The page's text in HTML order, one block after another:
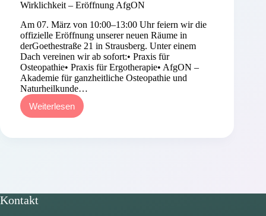
Wirklichkeit – Eröffnung AfgON
Am 07. März von 10:00–13:00 Uhr feiern wir die
offizielle Eröffnung unserer neuen Räume in
derGoethestraße 21 in Strausberg. Unter einem
Dach vereinen wir ab sofort:• Praxis für
Osteopathie• Praxis für Ergotherapie• AfgON –
Akademie für ganzheitliche Osteopathie und
Naturheilkunde…
Weiterlesen
Es
ist
–
Kontakt